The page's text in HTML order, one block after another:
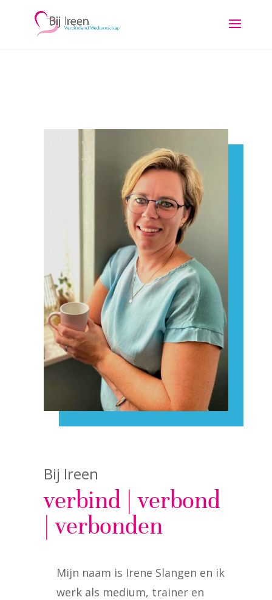
Bij Ireen
verbind | verbond
| verbonden
Mijn naam is Irene Slangen en ik
werk als medium, trainer en